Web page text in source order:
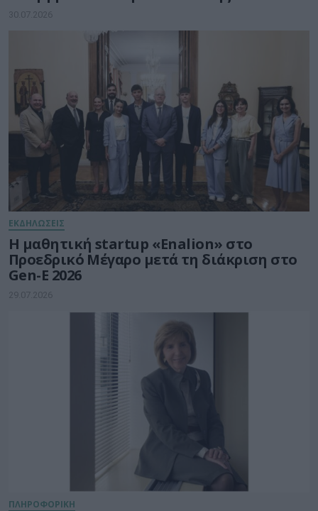
30.07.2026
ΕΚΔΗΛΩΣΕΙΣ
Η μαθητική startup «Enalion» στο
Προεδρικό Μέγαρο μετά τη διάκριση στο
Gen-E 2026
29.07.2026
ΠΛΗΡΟΦΟΡΙΚΗ